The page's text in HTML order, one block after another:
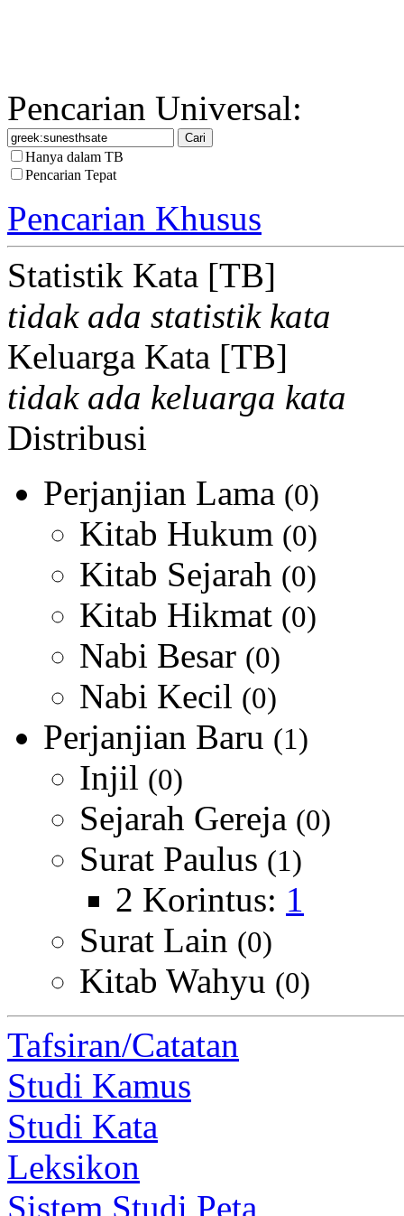
Pencarian Universal:
Hanya dalam TB
Pencarian Tepat
Pencarian Khusus
Statistik Kata [TB]
tidak ada statistik kata
Keluarga Kata [TB]
tidak ada keluarga kata
Distribusi
Perjanjian Lama (0)
Kitab Hukum (0)
Kitab Sejarah (0)
Kitab Hikmat (0)
Nabi Besar (0)
Nabi Kecil (0)
Perjanjian Baru (1)
Injil (0)
Sejarah Gereja (0)
Surat Paulus (1)
2 Korintus: 1
Surat Lain (0)
Kitab Wahyu (0)
Tafsiran/Catatan
Studi Kamus
Studi Kata
Leksikon
Sistem Studi Peta